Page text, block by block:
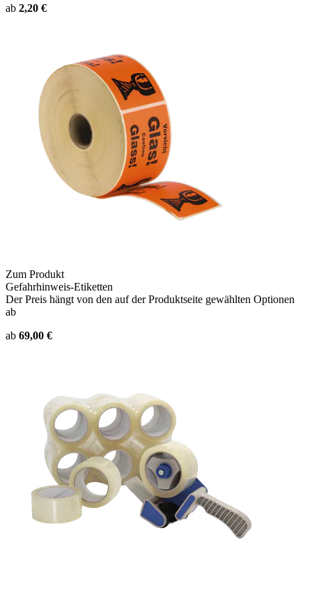
ab 2,20 €
Zum Produkt
Gefahrhinweis-Etiketten
Der Preis hängt von den auf der Produktseite gewählten Optionen
ab
ab 69,00 €